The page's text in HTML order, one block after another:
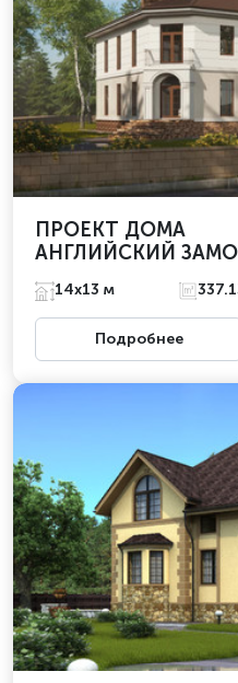
ПРОЕКТ ДОМА
АНГЛИЙСКИЙ
14х13 м
Подробнее